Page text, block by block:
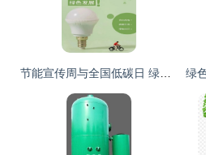
节能宣传周与全国低碳日 绿色发展，节能先行